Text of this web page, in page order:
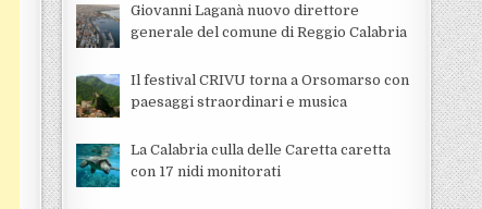
Giovanni Laganà nuovo direttore
generale del comune di Reggio Calabria
Il festival CRIVU torna a Orsomarso con
paesaggi straordinari e musica
La Calabria culla delle Caretta caretta
con 17 nidi monitorati